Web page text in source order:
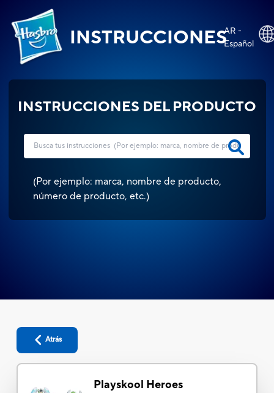
INSTRUCCIONESAR -
Español
INSTRUCCIONES DEL PRODUCTO
(Por ejemplo: marca, nombre de producto,
número de producto, etc.)
Atrás
Playskool Heroes